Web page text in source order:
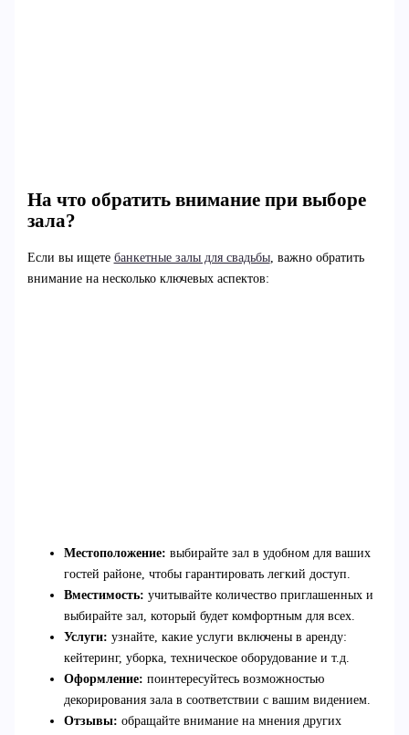
На что обратить внимание при выборе
зала?
Если вы ищете банкетные залы для свадьбы, важно обратить
внимание на несколько ключевых аспектов:
Местоположение: выбирайте зал в удобном для ваших
гостей районе, чтобы гарантировать легкий доступ.
Вместимость: учитывайте количество приглашенных и
выбирайте зал, который будет комфортным для всех.
Услуги: узнайте, какие услуги включены в аренду:
кейтеринг, уборка, техническое оборудование и т.д.
Оформление: поинтересуйтесь возможностью
декорирования зала в соответствии с вашим видением.
Отзывы: обращайте внимание на мнения других